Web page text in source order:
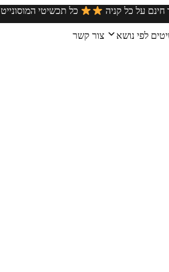
משלוח מהיר חינם על כל קניה כל •
לפי נושא צור קשר